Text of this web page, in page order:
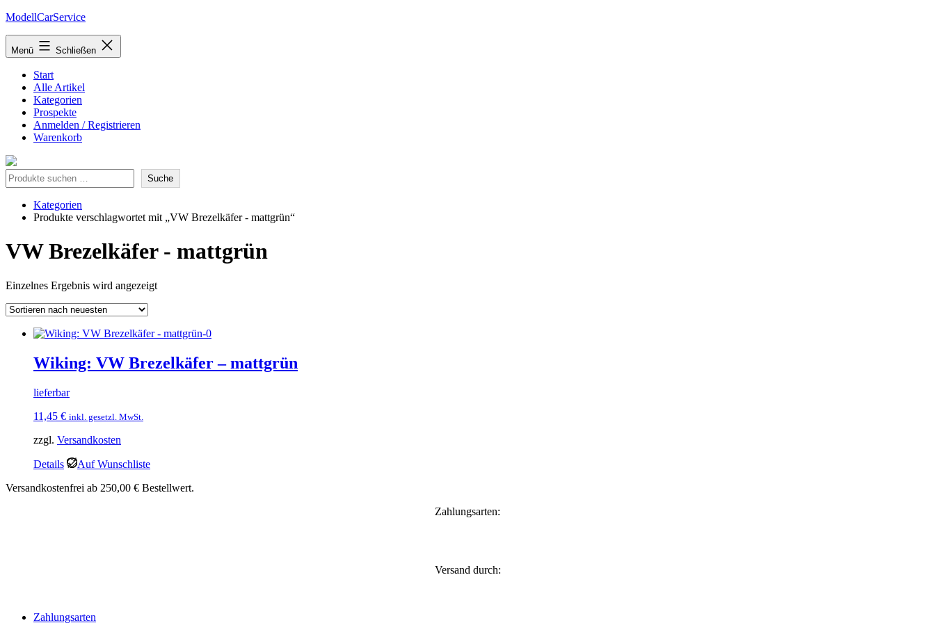
Zum
springen
ModellCarService
Menü Schließen
Start
Alle Artikel
Kategorien
Prospekte
Anmelden / Registrieren
Warenkorb
Suche Suche
Kategorien
Produkte verschlagwortet mit „VW Brezelkäfer - mattgrün“
VW Brezelkäfer - mattgrün
Einzelnes Ergebnis wird angezeigt
Wiking: VW Brezelkäfer – mattgrün
lieferbar
11,45 € inkl. gesetzl. MwSt.
zzgl. Versandkosten
Details
Auf Wunschliste
Versandkostenfrei ab 250,00 € Bestellwert.
Zahlungsarten:
Versand durch:
Zahlungsarten